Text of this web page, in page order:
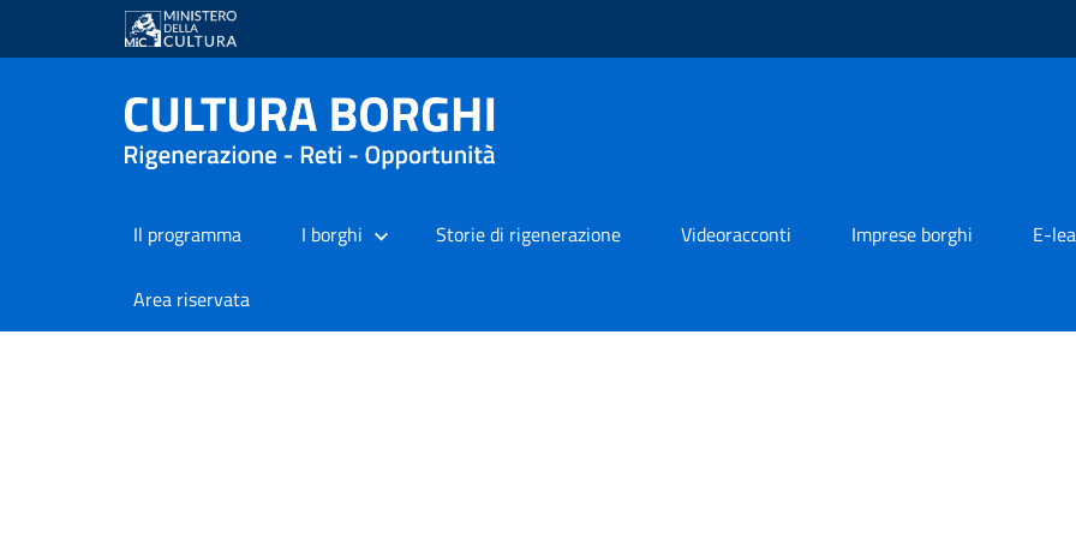
Il programma I borghi Storie di rigenerazione Videoracconti Imprese borghi E-
Area riservata